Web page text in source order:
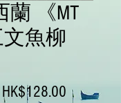
《MT
文魚柳
HK$128.00 促